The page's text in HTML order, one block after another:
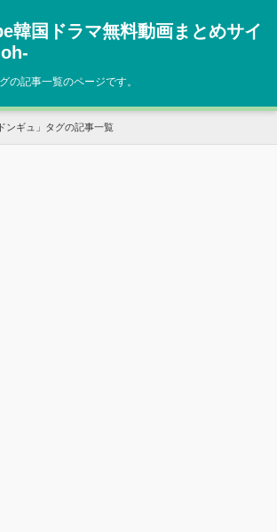
韓国ドラマ無料動画まとめサイ
の記事一覧のページです。
ンギュ 」タグの記事一覧